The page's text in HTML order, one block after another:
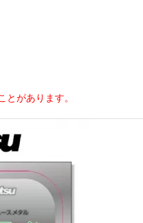
があります。